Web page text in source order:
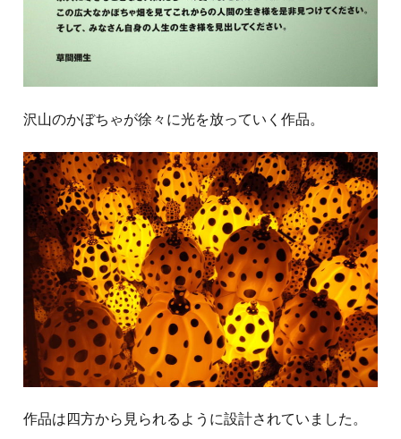
沢山のかぼちゃが徐々に光を放っていく作品。
作品は四方から見られるように設計されていました。